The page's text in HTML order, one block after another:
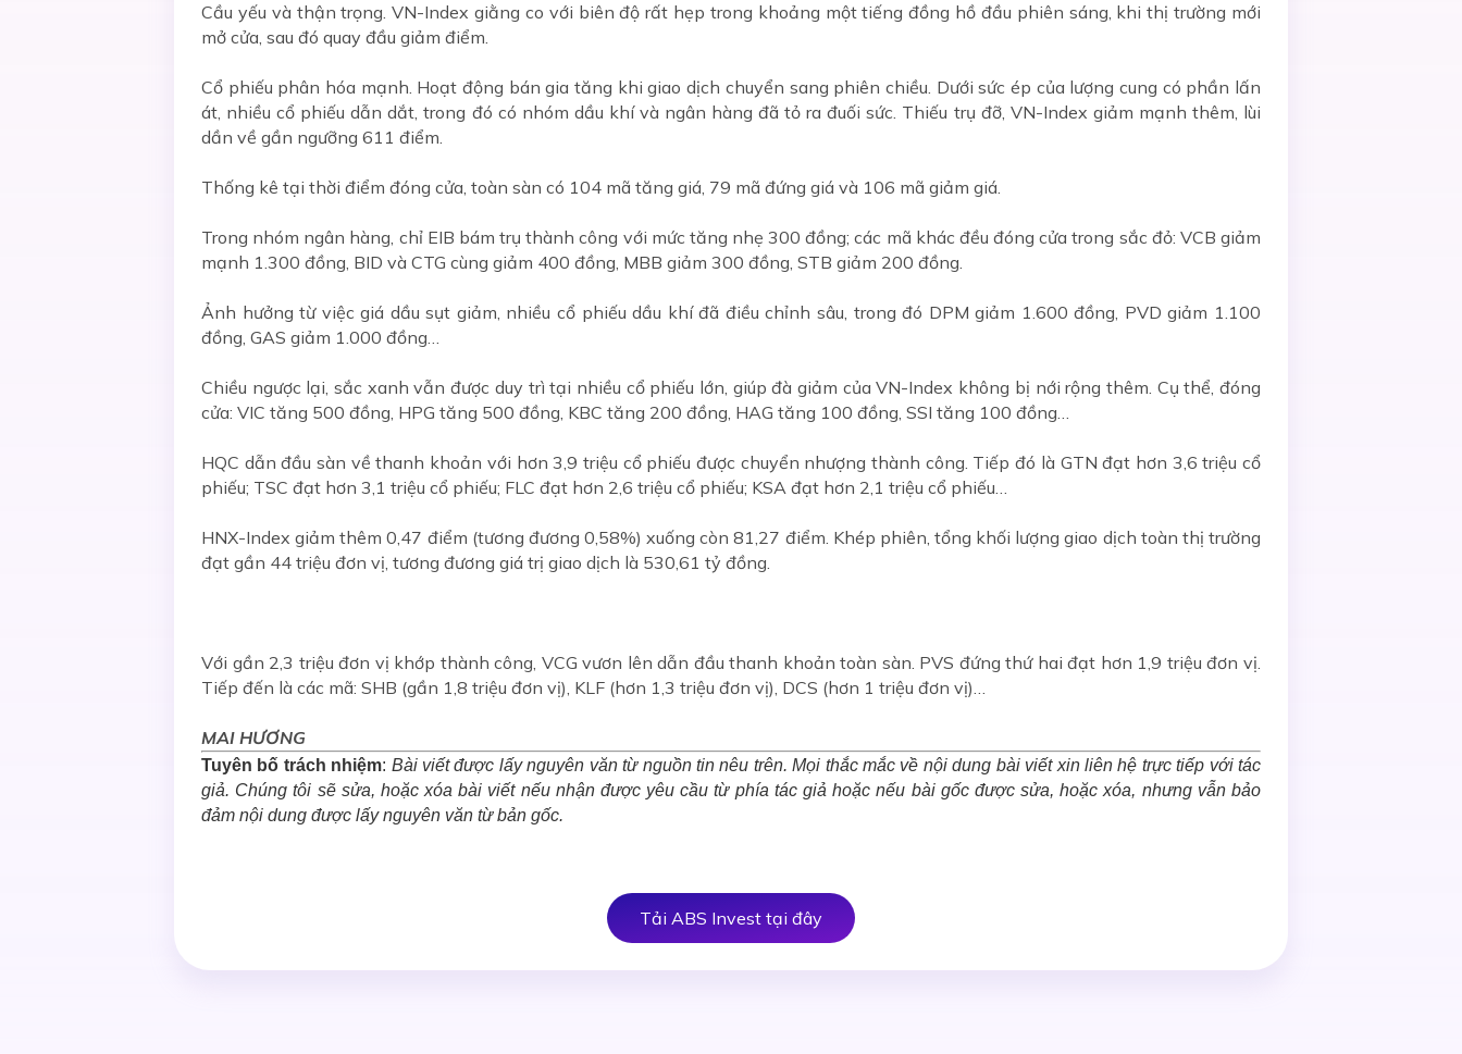
Cầu yếu và thận trọng. VN-Index giằng co với biên độ rất hẹp trong khoảng một tiếng đồng hồ đầu phiên sáng, khi thị trường mới
mở cửa, sau đó quay đầu giảm điểm.
Cổ phiếu phân hóa mạnh. Hoạt động bán gia tăng khi giao dịch chuyển sang phiên chiều. Dưới sức ép của lượng cung có phần lấn
át, nhiều cổ phiếu dẫn dắt, trong đó có nhóm dầu khí và ngân hàng đã tỏ ra đuối sức. Thiếu trụ đỡ, VN-Index giảm mạnh thêm, lùi
dần về gần ngưỡng 611 điểm.
Thống kê tại thời điểm đóng cửa, toàn sàn có 104 mã tăng giá, 79 mã đứng giá và 106 mã giảm giá.
Trong nhóm ngân hàng, chỉ EIB bám trụ thành công với mức tăng nhẹ 300 đồng; các mã khác đều đóng cửa trong sắc đỏ: VCB giảm
mạnh 1.300 đồng, BID và CTG cùng giảm 400 đồng, MBB giảm 300 đồng, STB giảm 200 đồng.
Ảnh hưởng từ việc giá dầu sụt giảm, nhiều cổ phiếu dầu khí đã điều chỉnh sâu, trong đó DPM giảm 1.600 đồng, PVD giảm 1.100
đồng, GAS giảm 1.000 đồng…
Chiều ngược lại, sắc xanh vẫn được duy trì tại nhiều cổ phiếu lớn, giúp đà giảm của VN-Index không bị nới rộng thêm. Cụ thể, đóng
cửa: VIC tăng 500 đồng, HPG tăng 500 đồng, KBC tăng 200 đồng, HAG tăng 100 đồng, SSI tăng 100 đồng…
HQC dẫn đầu sàn về thanh khoản với hơn 3,9 triệu cổ phiếu được chuyển nhượng thành công. Tiếp đó là GTN đạt hơn 3,6 triệu cổ
phiếu; TSC đạt hơn 3,1 triệu cổ phiếu; FLC đạt hơn 2,6 triệu cổ phiếu; KSA đạt hơn 2,1 triệu cổ phiếu…
HNX-Index giảm thêm 0,47 điểm (tương đương 0,58%) xuống còn 81,27 điểm. Khép phiên, tổng khối lượng giao dịch toàn thị trường
đạt gần 44 triệu đơn vị, tương đương giá trị giao dịch là 530,61 tỷ đồng.
Với gần 2,3 triệu đơn vị khớp thành công, VCG vươn lên dẫn đầu thanh khoản toàn sàn. PVS đứng thứ hai đạt hơn 1,9 triệu đơn vị.
Tiếp đến là các mã: SHB (gần 1,8 triệu đơn vị), KLF (hơn 1,3 triệu đơn vị), DCS (hơn 1 triệu đơn vị)…
MAI HƯƠNG
Tuyên bố trách nhiệm: Bài viết được lấy nguyên văn từ nguồn tin nêu trên. Mọi thắc mắc về nội dung bài viết xin liên hệ trực tiếp với tác
giả. Chúng tôi sẽ sửa, hoặc xóa bài viết nếu nhận được yêu cầu từ phía tác giả hoặc nếu bài gốc được sửa, hoặc xóa, nhưng vẫn bảo
đảm nội dung được lấy nguyên văn từ bản gốc.
Tải ABS Invest tại đây